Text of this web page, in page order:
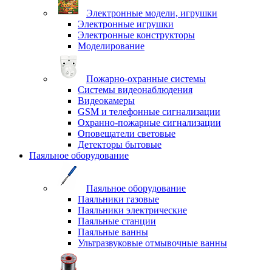
Электронные модели, игрушки
Электронные игрушки
Электронные конструкторы
Моделирование
Пожарно-охранные системы
Системы видеонаблюдения
Видеокамеры
GSM и телефонные сигнализации
Охранно-пожарные сигнализации
Оповещатели световые
Детекторы бытовые
Паяльное оборудование
Паяльное оборудование
Паяльники газовые
Паяльники электрические
Паяльные станции
Паяльные ванны
Ультразвуковые отмывочные ванны